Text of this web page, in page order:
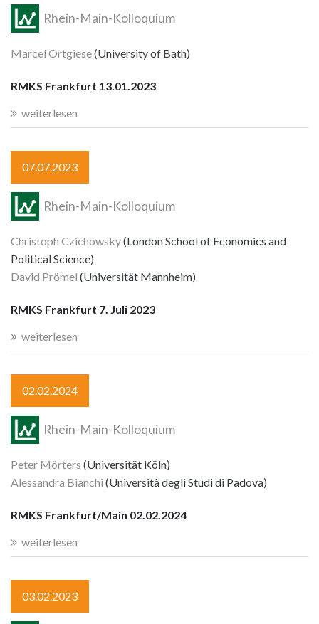
Rhein-Main-Kolloquium
Marcel Ortgiese(University of Bath)
RMKS Frankfurt 13.01.2023
weiterlesen
07.07.2023
Rhein-Main-Kolloquium
Christoph Czichowsky(London School of Economics and
Political Science)
David Prömel (Universität Mannheim)
RMKS Frankfurt 7. Juli 2023
weiterlesen
02.02.2024
Rhein-Main-Kolloquium
Peter Mörters (Universität Köln)
Alessandra Bianchi (Università degli Studi di Padova)
RMKS Frankfurt/Main 02.02.2024
weiterlesen
03.02.2023